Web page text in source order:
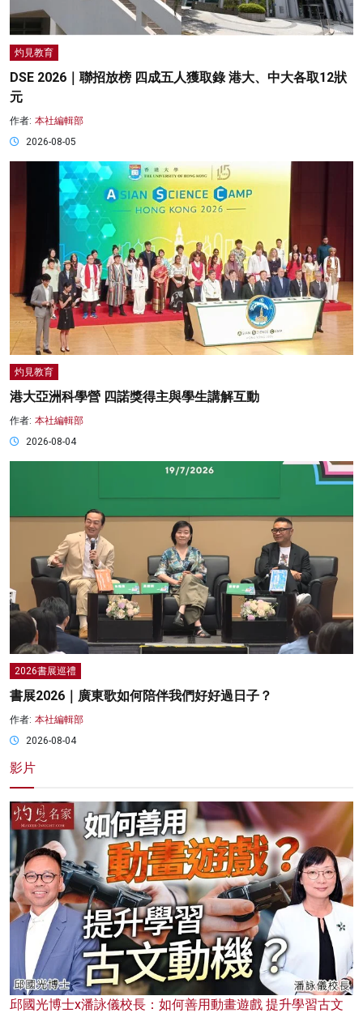
灼見教育
DSE 2026｜聯招放榜 四成五人獲取錄 港大、中大各取12狀
元
作者: 本社編輯部
2026-08-05
灼見教育
港大亞洲科學營 四諾獎得主與學生講解互動
作者: 本社編輯部
2026-08-04
2026書展巡禮
書展2026｜廣東歌如何陪伴我們好好過日子？
作者: 本社編輯部
2026-08-04
影片
邱國光博士x潘詠儀校長：如何善用動畫遊戲 提升學習古文